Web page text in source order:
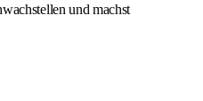
und machst